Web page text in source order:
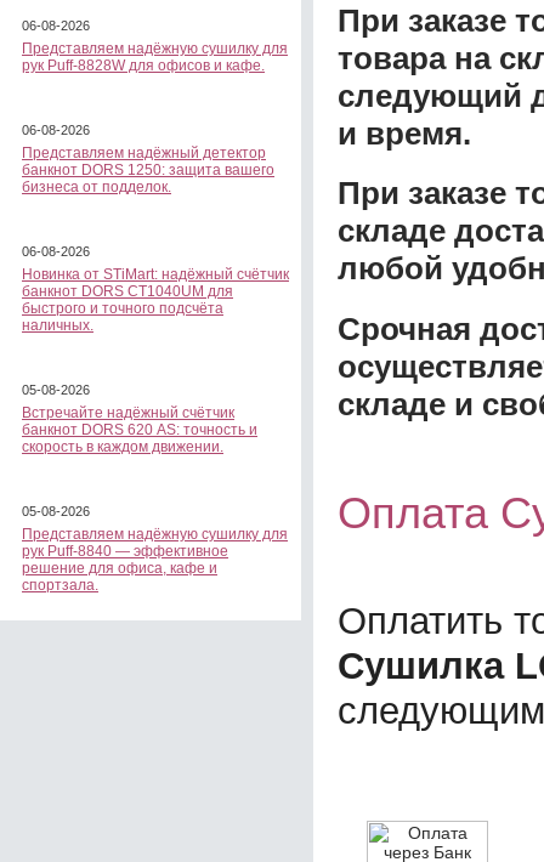
06-08-2026
Представляем надёжную сушилку для
рук Puff-8828W для офисов и кафе.
06-08-2026
Представляем надёжный детектор
банкнот DORS 1250: защита вашего
бизнеса от подделок.
06-08-2026
Новинка от STiMart: надёжный счётчик
банкнот DORS CT1040UM для
быстрого и точного подсчёта
наличных.
05-08-2026
Встречайте надёжный счётчик
банкнот DORS 620 АS: точность и
скорость в каждом движении.
05-08-2026
Представляем надёжную сушилку для
рук Puff-8840 — эффективное
решение для офиса, кафе и
спортзала.
При заказе
товара на
следующий
и время.
При заказе
складе
любой
Срочная
складе и
Оплата
Оплатить
Сушилка